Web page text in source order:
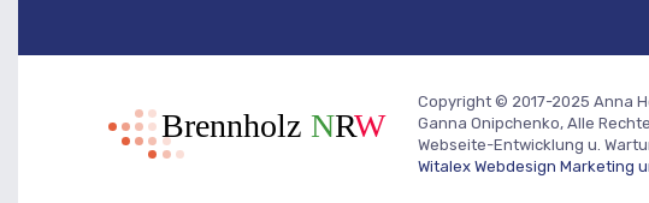
Copyright © 2017-2025 Anna
Ganna Onipchenko, Alle
Webseite-Entwicklung u.
Witalex Webdesign Marketing